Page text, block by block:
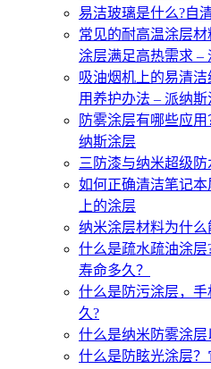
易洁玻璃是什么?自
常见的耐高温涂层材
涂层满足高热需求 –
吸油烟机上的易清
用养护办法 – 派纳斯
防雾涂层有哪些应
纳斯涂层
三防漆与纳米超级
如何正确清洁笔记
上的涂层
纳米涂层材料为什么
什么是疏水疏油涂层
寿命多久？
什么是防污涂层，
久?
什么是纳米防雾涂
什么是防眩光涂层？